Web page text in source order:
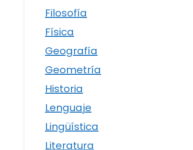
Filosofía
Física
Geografía
Geometría
Historia
Lenguaje
Lingüística
Literatura